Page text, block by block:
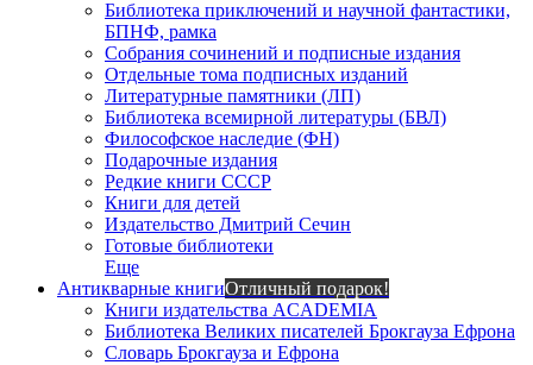
Библиотека приключений и научной фантастики,
БПНФ, рамка
Собрания сочинений и подписные издания
Отдельные тома подписных изданий
Литературные памятники (ЛП)
Библиотека всемирной литературы (БВЛ)
Философское наследие (ФН)
Подарочные издания
Редкие книги СССР
Книги для детей
Издательство Дмитрий Сечин
Готовые библиотеки
Еще
Антикварные книгиОтличный подарок!
Книги издательства ACADEMIA
Библиотека Великих писателей Брокгауза Ефрона
Словарь Брокгауза и Ефрона